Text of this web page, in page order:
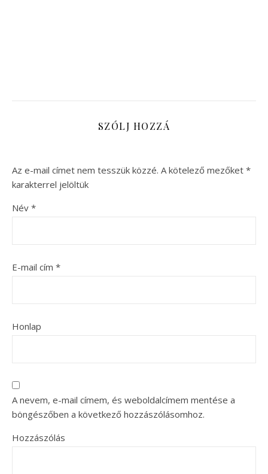
SZÓLJ HOZZÁ
Az e-mail címet nem tesszük közzé. A kötelező mezőket *
karakterrel jelöltük
Név *
E-mail cím *
Honlap
A nevem, e-mail címem, és weboldalcímem mentése a
böngészőben a következő hozzászólásomhoz.
Hozzászólás